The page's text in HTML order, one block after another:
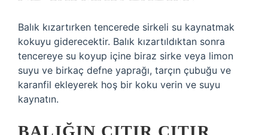
Balık kızartırken tencerede sirkeli su kaynatmak
kokuyu giderecektir. Balık kızartıldıktan sonra
tencereye su koyup içine biraz sirke veya limon
suyu ve birkaç defne yaprağı, tarçın çubuğu ve
karanfil ekleyerek hoş bir koku verin ve suyu
kaynatın.
BALIĞIN ÇITIR ÇITIR